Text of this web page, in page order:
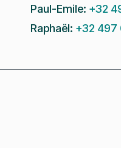
Paul-Emile: +32
Raphaël: +32 497